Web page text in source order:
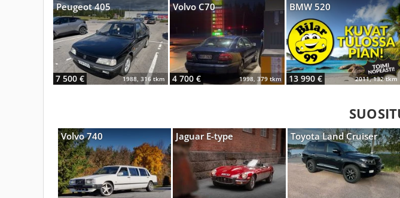
Peugeot 405
7 500 € 1988, 316 tkm
Volvo C70
4 700 € 1998, 379 tkm
BMW 520
13 990 € 2011, 132 tkm
Volvo 740 Jaguar E-type Toyota Land Cruiser